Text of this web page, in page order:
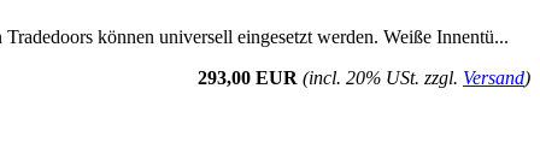
können universell eingesetzt werden. Weiße Innentü...
293,00 EUR (incl. 20% USt. zzgl. Versand)